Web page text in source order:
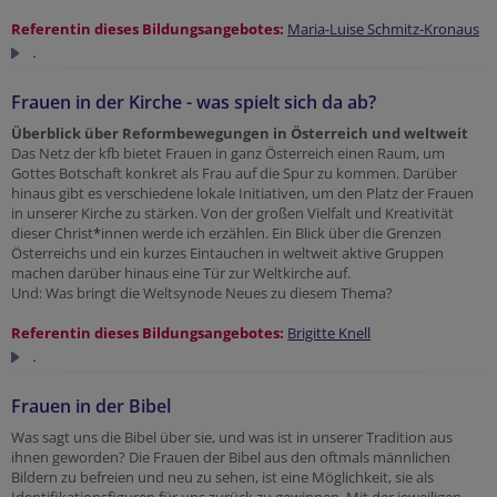
Referentin dieses Bildungsangebotes: Maria-Luise Schmitz-Kronaus
.
Frauen in der Kirche - was spielt sich da ab?
Überblick über Reformbewegungen in Österreich und weltweit
Das Netz der kfb bietet Frauen in ganz Österreich einen Raum, um
Gottes Botschaft konkret als Frau auf die Spur zu kommen. Darüber
hinaus gibt es verschiedene lokale Initiativen, um den Platz der Frauen
in unserer Kirche zu stärken. Von der großen Vielfalt und Kreativität
dieser Christ*innen werde ich erzählen. Ein Blick über die Grenzen
Österreichs und ein kurzes Eintauchen in weltweit aktive Gruppen
machen darüber hinaus eine Tür zur Weltkirche auf.
Und: Was bringt die Weltsynode Neues zu diesem Thema?
Referentin dieses Bildungsangebotes: Brigitte Knell
.
Frauen in der Bibel
Was sagt uns die Bibel über sie, und was ist in unserer Tradition aus
ihnen geworden? Die Frauen der Bibel aus den oftmals männlichen
Bildern zu befreien und neu zu sehen, ist eine Möglichkeit, sie als